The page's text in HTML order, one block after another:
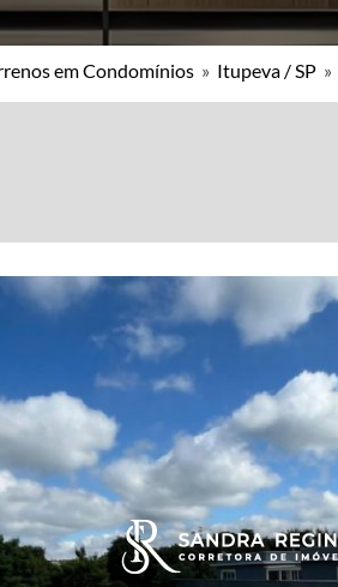
em Condomínios » Itupeva / SP »